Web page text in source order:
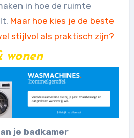
in hoe de ruimte
Maar hoe kies je de beste
stijlvol als praktisch zijn?
wonen
je badkamer